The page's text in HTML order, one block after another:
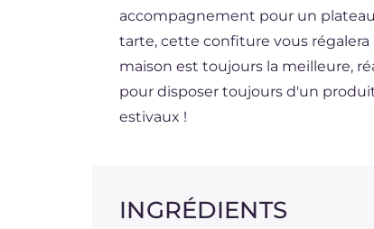
accompagnement pour un
tarte, cette confiture vous
maison est toujours la meilleure,
pour disposer toujours d'un
estivaux !
INGRÉDIENTS